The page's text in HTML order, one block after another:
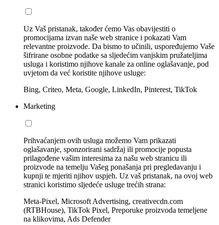
Uz Vaš pristanak, također ćemo Vas obavijestiti o
promocijama izvan naše web stranice i pokazati Vam
relevantne proizvode. Da bismo to učinili, uspoređujemo Vaše
šifrirane osobne podatke sa sljedećim vanjskim pružateljima
usluga i koristimo njihove kanale za online oglašavanje, pod
uvjetom da već koristite njihove usluge:
Bing, Criteo, Meta, Google, LinkedIn, Pinterest, TikTok
Marketing
Prihvaćanjem ovih usluga možemo Vam prikazati
oglašavanje, sponzorirani sadržaj ili promocije popusta
prilagođene vašim interesima za našu web stranicu ili
proizvode na temelju Vašeg ponašanja pri pregledavanju i
kupnji te mjeriti njihov uspjeh. Uz vaš pristanak, na ovoj web
stranici koristimo sljedeće usluge trećih strana:
Meta-Pixel, Microsoft Advertising, creativecdn.com
(RTBHouse), TikTok Pixel, Preporuke proizvoda temeljene
na klikovima, Ads Defender